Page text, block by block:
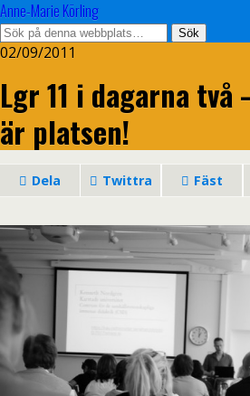
Anne-Marie Körling
02/09/2011
Lgr 11 i dagarna två
är platsen!
Dela Twittra Fäst